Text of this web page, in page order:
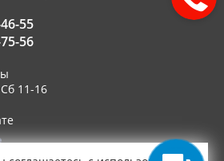
55
56
11-16